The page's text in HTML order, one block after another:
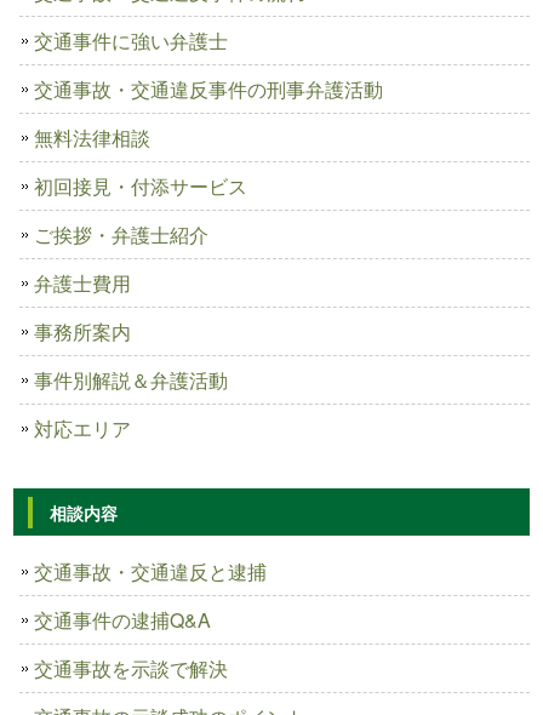
交通事件に強い弁護士
交通事故・交通違反事件の刑事弁護活動
無料法律相談
初回接見・付添サービス
ご挨拶・弁護士紹介
弁護士費用
事務所案内
事件別解説＆弁護活動
対応エリア
相談内容
交通事故・交通違反と逮捕
交通事件の逮捕Q&A
交通事故を示談で解決